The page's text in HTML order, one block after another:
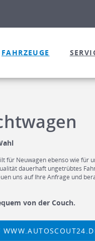
FAHRZEUGE
für Neuwagen ebenso wie für
dauerhaft ungetrübtes
uns auf Ihre Anfrage und
von der Couch.